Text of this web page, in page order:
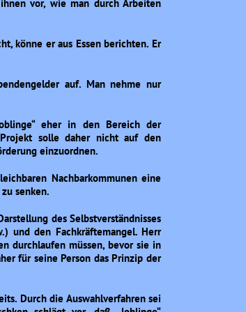
vor, wie man durch Arbeiten
könne er aus Essen berichten. Er
auf. Man nehme nur
eher in den Bereich der
solle daher nicht auf den
einzuordnen.
Nachbarkommunen eine
senken.
des Selbstverständnisses
und den Fachkräftemangel. Herr
durchlaufen müssen, bevor sie in
für seine Person das Prinzip der
Durch die Auswahlverfahren sei